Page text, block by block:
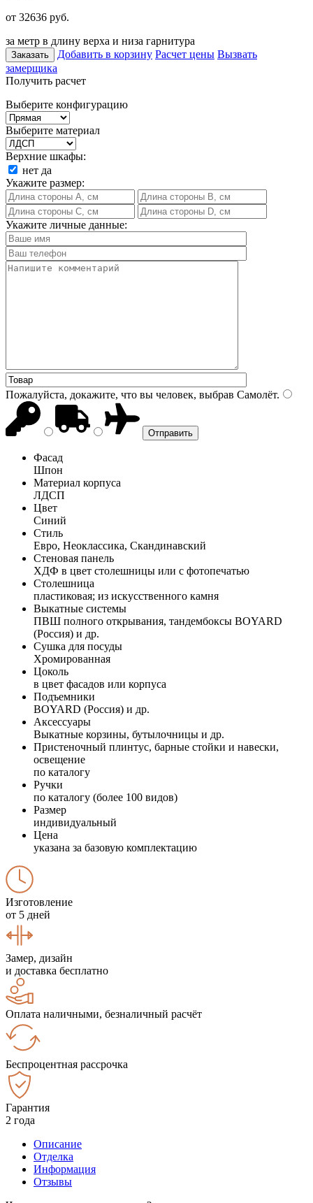
от 32636 руб.
за метр в длину верха и низа гарнитура
Заказать Добавить в корзину Расчет цены Вызвать
замерщика
Получить расчет
Выберите конфигурацию
Выберите материал
Верхние шкафы:
нет да
Укажите размер:
Укажите личные данные:
Пожалуйста, докажите, что вы человек, выбрав Самолёт.
Фасад
Шпон
Материал корпуса
ЛДСП
Цвет
Синий
Стиль
Евро, Неоклассика, Скандинавский
Стеновая панель
ХДФ в цвет столешницы или с фотопечатью
Столешница
пластиковая; из искусственного камня
Выкатные системы
ПВШ полного открывания, тандембоксы BOYARD
(Россия) и др.
Сушка для посуды
Хромированная
Цоколь
в цвет фасадов или корпуса
Подъемники
BOYARD (Россия) и др.
Аксессуары
Выкатные корзины, бутылочницы и др.
Пристеночный плинтус, барные стойки и навески,
освещение
по каталогу
Ручки
по каталогу (более 100 видов)
Размер
индивидуальный
Цена
указана за базовую комплектацию
Изготовление
от 5 дней
Замер, дизайн
и доставка бесплатно
Оплата наличными, безналичный расчёт
Беспроцентная рассрочка
Гарантия
2 года
Описание
Отделка
Информация
Отзывы